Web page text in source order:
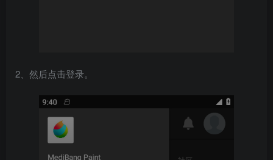
2、然后点击登录。